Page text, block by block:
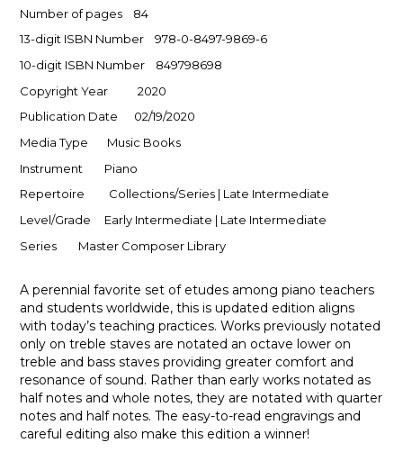
Number of pages 84
13-digit ISBN Number 978-0-8497-9869-6
10-digit ISBN Number 849798698
Copyright Year 2020
Publication Date 02/19/2020
Media Type Music Books
Instrument Piano
Repertoire Collections/Series | Late Intermediate
Level/Grade Early Intermediate | Late Intermediate
Series Master Composer Library
A perennial favorite set of etudes among piano teachers
and students worldwide, this is updated edition aligns
with today’s teaching practices. Works previously notated
only on treble staves are notated an octave lower on
treble and bass staves providing greater comfort and
resonance of sound. Rather than early works notated as
half notes and whole notes, they are notated with quarter
notes and half notes. The easy-to-read engravings and
careful editing also make this edition a winner!